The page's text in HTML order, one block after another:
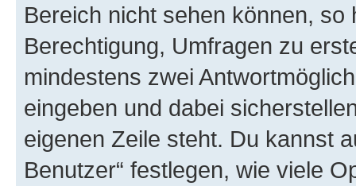
Bereich nicht sehen können,
Berechtigung, Umfragen zu
mindestens zwei
eingeben und dabei
eigenen Zeile steht. Du kannst
Benutzer“ festlegen, wie viele